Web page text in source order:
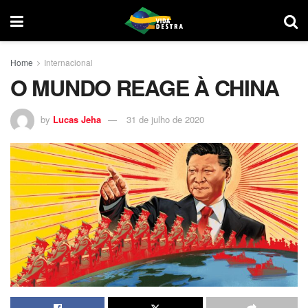
Home Internacional
O MUNDO REAGE À CHINA
by Lucas Jeha 31 de julho de 2020